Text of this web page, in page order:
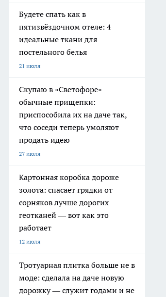
Будете спать как в
пятизвёздочном отеле: 4
идеальные ткани для
постельного белья
21 июля
Скупаю в «Светофоре»
обычные прищепки:
приспособила их на даче так,
что соседи теперь умоляют
продать идею
27 июля
Картонная коробка дороже
золота: спасает грядки от
сорняков лучше дорогих
геотканей — вот как это
работает
12 июля
Тротуарная плитка больше не в
моде: сделала на даче новую
дорожку — служит годами и не